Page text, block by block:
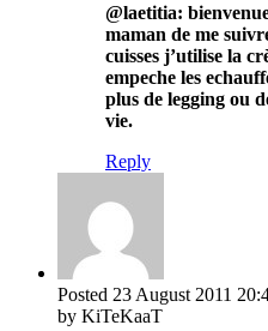
@laetitia:
maman de me
cuisses j’utilise la
empeche les
plus de legging ou
vie.
Reply
Posted 23 August 2011
by KiTeKaaT